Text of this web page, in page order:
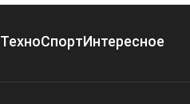
ТехноСпортИнтересное